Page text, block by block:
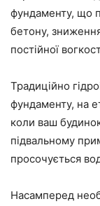
фундаменту, що
бетону,
постійної
Традиційно
фундаменту, на
коли ваш
підвальному
просочується
Насамперед